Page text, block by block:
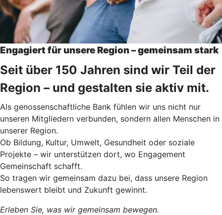
Engagiert für unsere Region – gemeinsam stark
Seit über 150 Jahren sind wir Teil der
Region – und gestalten sie aktiv mit.
Als genossenschaftliche Bank fühlen wir uns nicht nur
unseren Mitgliedern verbunden, sondern allen Menschen in
unserer Region.
Ob Bildung, Kultur, Umwelt, Gesundheit oder soziale
Projekte – wir unterstützen dort, wo Engagement
Gemeinschaft schafft.
So tragen wir gemeinsam dazu bei, dass unsere Region
lebenswert bleibt und Zukunft gewinnt.
Erleben Sie, was wir gemeinsam bewegen.